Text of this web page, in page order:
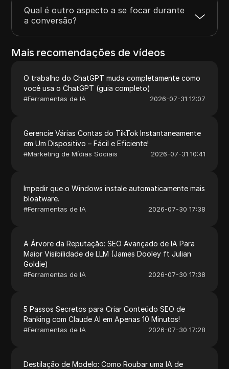
Qual é outro aspecto a se focar durante
a conversão?
Mais recomendações de vídeos
O trabalho do ChatGPT muda completamente como
você usa o ChatGPT (guia completo)
#Ferramentas de IA 2026-07-31 12:07
Gerencie Várias Contas do TikTok Instantaneamente
em Um Dispositivo – Fácil e Eficiente!
#Marketing de Mídias Sociais 2026-07-31 10:41
Impedir que o Windows instale automaticamente mais
bloatware.
#Ferramentas de IA 2026-07-30 17:38
A Árvore da Reputação: SEO Avançado de IA Para
Maior Visibilidade de LLM (James Dooley ft Julian
Goldie)
#Ferramentas de IA 2026-07-30 17:38
5 Passos Secretos para Criar Conteúdo SEO de
Ranking com Claude AI em Apenas 10 Minutos!
#Ferramentas de IA 2026-07-30 17:28
Destilação de Modelo: Como Roubar uma IA de